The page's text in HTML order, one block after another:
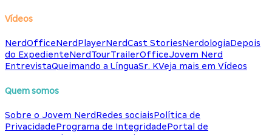
Vídeos
NerdOfficeNerdPlayerNerdCast StoriesNerdologiaDepois
do ExpedienteNerdTourTrailerOfficeJovem Nerd
EntrevistaQueimando a LínguaSr. KVeja mais em Vídeos
Quem somos
Sobre o Jovem NerdRedes sociaisPolítica de
PrivacidadePrograma de IntegridadePortal de